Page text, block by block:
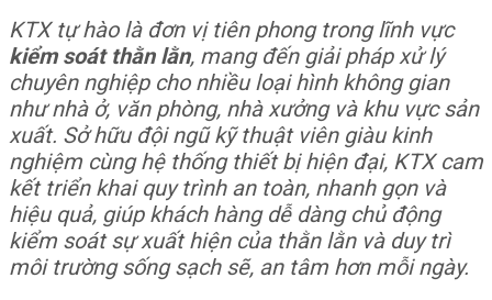
KTX tự hào là đơn vị tiên phong trong lĩnh vực
kiểm soát thằn lằn, mang đến giải pháp xử lý
chuyên nghiệp cho nhiều loại hình không gian
như nhà ở, văn phòng, nhà xưởng và khu vực sản
xuất. Sở hữu đội ngũ kỹ thuật viên giàu kinh
nghiệm cùng hệ thống thiết bị hiện đại, KTX cam
kết triển khai quy trình an toàn, nhanh gọn và
hiệu quả, giúp khách hàng dễ dàng chủ động
kiểm soát sự xuất hiện của thằn lằn và duy trì
môi trường sống sạch sẽ, an tâm hơn mỗi ngày.